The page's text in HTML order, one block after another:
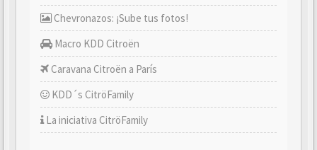
Chevronazos: ¡Sube tus fotos!
Macro KDD Citroën
Caravana Citroën a París
KDD´s CitröFamily
La iniciativa CitröFamily